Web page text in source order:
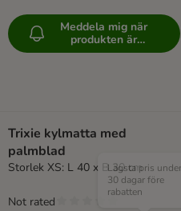
Meddela mig när
produkten är
tillgänglig
Trixie kylmatta med
palmblad
Storlek XS: L 40 x B 30 cmLägsta pris under
30 dagar före
rabatten
Not rated